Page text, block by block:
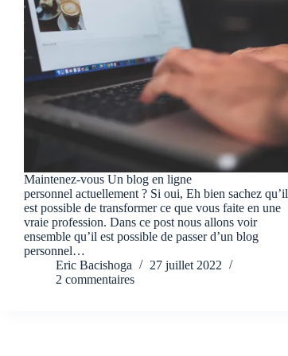
Maintenez-vous Un blog en ligne
personnel actuellement ? Si oui, Eh bien sachez qu’il
est possible de transformer ce que vous faite en une
vraie profession. Dans ce post nous allons voir
ensemble qu’il est possible de passer d’un blog
personnel…
Eric Bacishoga
27 juillet 2022
2 commentaires